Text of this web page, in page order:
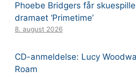
Phoebe Bridgers får
dramaet ‘Primetime’
8. august 2026
CD-anmeldelse: Lucy
Roam